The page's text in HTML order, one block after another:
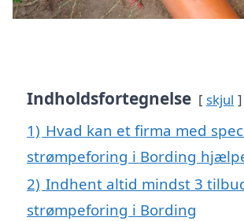
Indholdsfortegnelse skjul
1) Hvad kan et firma med
strømpeforing i Bording
2) Indhent altid mindst 3
strømpeforing i Bording